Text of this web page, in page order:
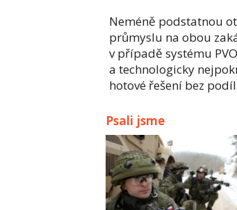
Neméně podstatnou
průmyslu na obou
v případě systému
a technologicky
hotové řešení bez
Psali jsme